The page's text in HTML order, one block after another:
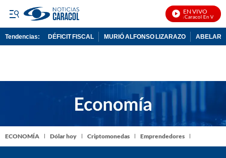
EN VIVO
Noticias Caracol En Vivo
Tendencias: DÉFICIT FISCAL MURIÓ ALFONSO LIZARAZO
ECONOMÍA Dólar hoy Criptomonedas Emprendedores